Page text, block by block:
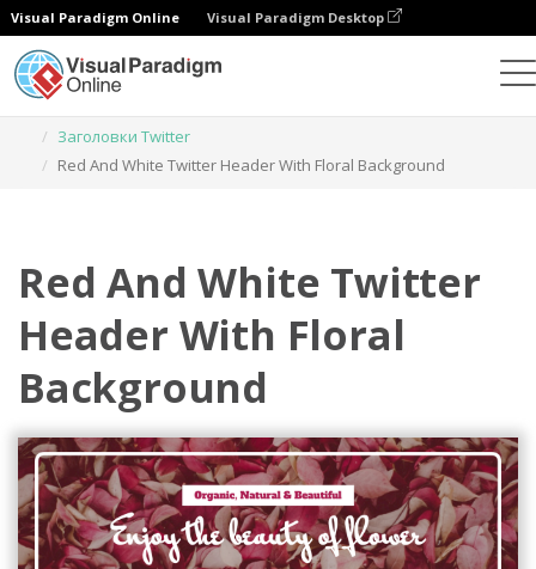
Visual Paradigm Online Visual Paradigm Desktop
Заголовки Twitter
Red And White Twitter Header With Floral Background
Red And White Twitter
Header With Floral
Background